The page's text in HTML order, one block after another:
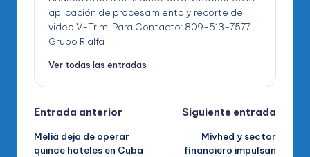
aplicación de procesamiento y recorte de
video V-Trim. Para Contacto: 809-513-7577
Grupo RIalfa
Ver todas las entradas
Navegación
de
Entrada anterior
Melià deja de operar
quince hoteles en Cuba
Siguiente entrada
Mivhed y sector
financiero impulsan